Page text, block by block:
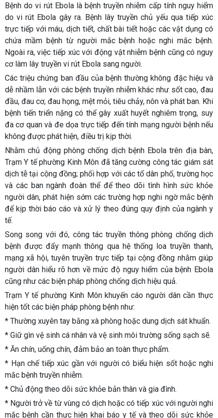
Bệnh do vi rút Ebola là bệnh truyền nhiễm cấp tính nguy hiểm
do vi rút Ebola gây ra. Bệnh lây truyền chủ yếu qua tiếp xúc
trực tiếp với máu, dịch tiết, chất bài tiết hoặc các vật dụng có
chứa mầm bệnh từ người mắc bệnh hoặc nghi mắc bệnh.
Ngoài ra, việc tiếp xúc với động vật nhiễm bệnh cũng có nguy
cơ làm lây truyền vi rút Ebola sang người.
Các triệu chứng ban đầu của bệnh thường không đặc hiệu và
dễ nhầm lẫn với các bệnh truyền nhiễm khác như sốt cao, đau
đầu, đau cơ, đau họng, mệt mỏi, tiêu chảy, nôn và phát ban. Khi
bệnh tiến triển nặng có thể gây xuất huyết nghiêm trọng, suy
đa cơ quan và đe dọa trực tiếp đến tính mạng người bệnh nếu
không được phát hiện, điều trị kịp thời.
Nhằm chủ động phòng chống dịch bệnh Ebola trên địa bàn,
Trạm Y tế phường Kinh Môn đã tăng cường công tác giám sát
dịch tễ tại cộng đồng; phối hợp với các tổ dân phố, trường học
và các ban ngành đoàn thể để theo dõi tình hình sức khỏe
người dân, phát hiện sớm các trường hợp nghi ngờ mắc bệnh
để kịp thời báo cáo và xử lý theo đúng quy định của ngành y
tế.
Song song với đó, công tác truyền thông phòng chống dịch
bệnh được đẩy mạnh thông qua hệ thống loa truyền thanh,
mạng xã hội, tuyên truyền trực tiếp tại cộng đồng nhằm giúp
người dân hiểu rõ hơn về mức độ nguy hiểm của bệnh Ebola
cũng như các biện pháp phòng chống dịch hiệu quả.
Trạm Y tế phường Kinh Môn khuyến cáo người dân cần thực
hiện tốt các biện pháp phòng bệnh như:
* Thường xuyên tay bằng xà phòng hoặc dung dịch sát khuẩn.
* Giữ gìn vệ sinh cá nhân và vệ sinh môi trường sống sạch sẽ.
* Ăn chín, uống chín, đảm bảo an toàn thực phẩm.
* Hạn chế tiếp xúc gần với người có biểu hiện sốt hoặc nghi
mắc bệnh truyền nhiễm.
* Chủ động theo dõi sức khỏe bản thân và gia đình.
* Người trở về từ vùng có dịch hoặc có tiếp xúc với người nghi
mắc bệnh cần thực hiện khai báo y tế và theo dõi sức khỏe